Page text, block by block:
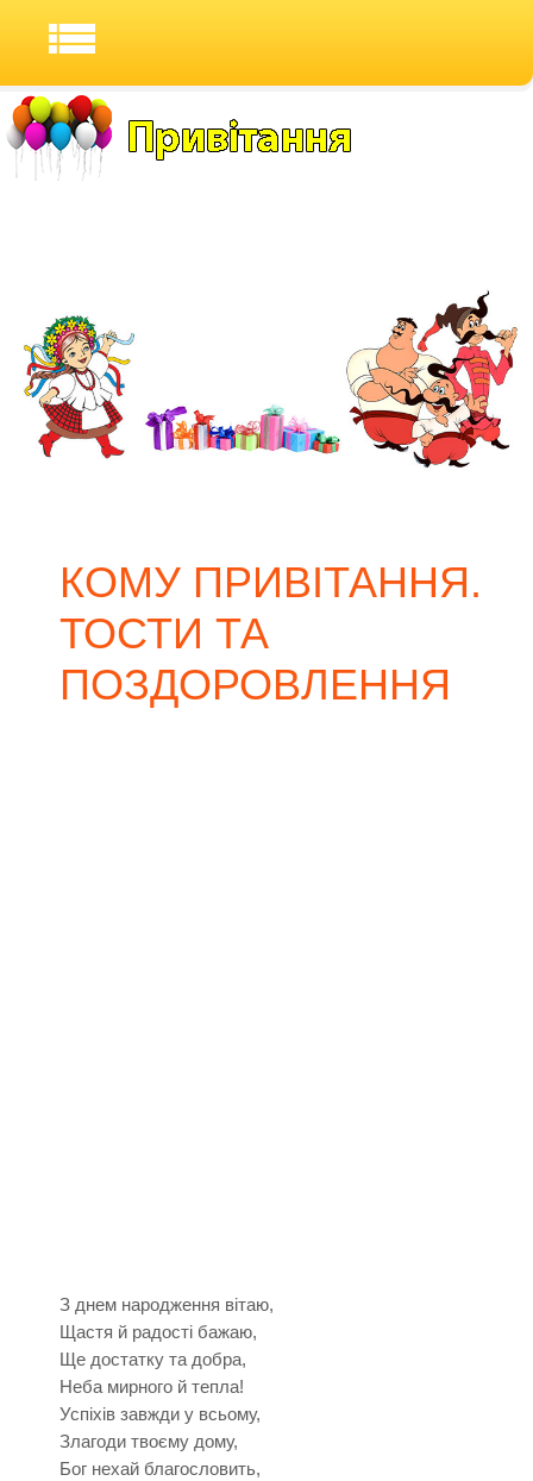
КОМУ ПРИВІТАННЯ.
ТОСТИ ТА
ПОЗДОРОВЛЕННЯ
З днем народження вітаю,
Щастя й радості бажаю,
Ще достатку та добра,
Неба мирного й тепла!
Успіхів завжди у всьому,
Злагоди твоєму дому,
Бог нехай благословить,